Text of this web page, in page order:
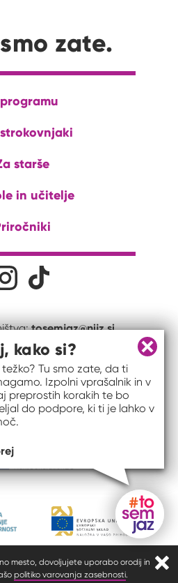
mesto, dovoljujete uporabo orodij in
politiko varovanja zasebnosti.
zate.
starše
in učitelje
Na naš Instagram profil
tosemjaz@nijz.si
Gumb
Zapri
kako si?
težko? Tu smo zate, da ti
Izpolni vprašalnik in v
preprostih korakih te bo
do podpore, ki ti je lahko v